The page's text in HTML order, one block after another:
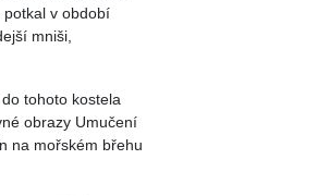
potkal v období
mniši,
tohoto kostela
obrazy Umučení
na mořském břehu